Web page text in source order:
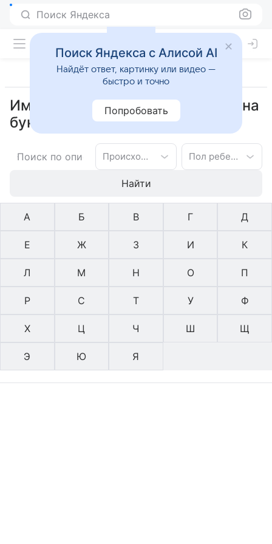
Поиск Яндекса
Имена японское для мальчиков на
букву И
Происхождение имени Пол ребенка
Найти
А Б В Г Д
Е Ж З И К
Л М Н О П
Р С Т У Ф
Х Ц Ч Ш Щ
Э Ю Я
Поиск Яндекса с Алисой AI
Найдёт ответ, картинку или видео —
быстро и точно
Попробовать